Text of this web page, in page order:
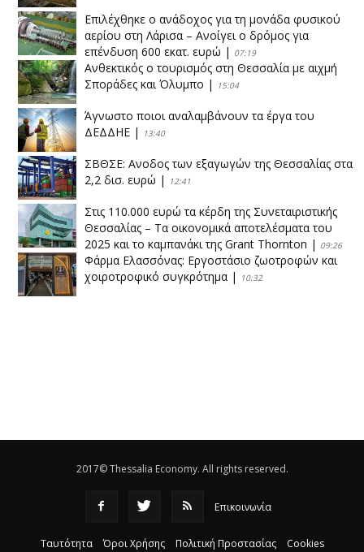
Επιλέχθηκε ο ανάδοχος για τη μονάδα φυσικού
αερίου στη Λάρισα – Ανοίγει ο δρόμος για
επένδυση 600 εκατ. ευρώ | 07:19
Ανθεκτικός ο τουρισμός στη Θεσσαλία με αιχμή
Σποράδες και Όλυμπο | 15:04
Άγνωστο ποιοι αναλαμβάνουν τα έργα του
ΔΕΔΔΗΕ | 13:40
ΣΒΘΣΕ: Aνοδος των εξαγωγών της Θεσσαλίας στα
2,2 δισ. ευρώ | 12:41
Στις 110.000 ευρώ τα κέρδη της Συνεταιριστικής
Θεσσαλίας – Τα οικονομικά αποτελέσματα του
2025 και το καμπανάκι της Grant Thornton | 09:26
Φάρμα Ελασσόνας: Εργοστάσιο ζωοτροφών και
χοιροτροφικό συγκρότημα | 10:32
2017© Thessalia Economy. All rights reserved.
Επικοινωνία
Ταυτότητα Όροι Χρήσης Πολιτική Προστασίας Cookies